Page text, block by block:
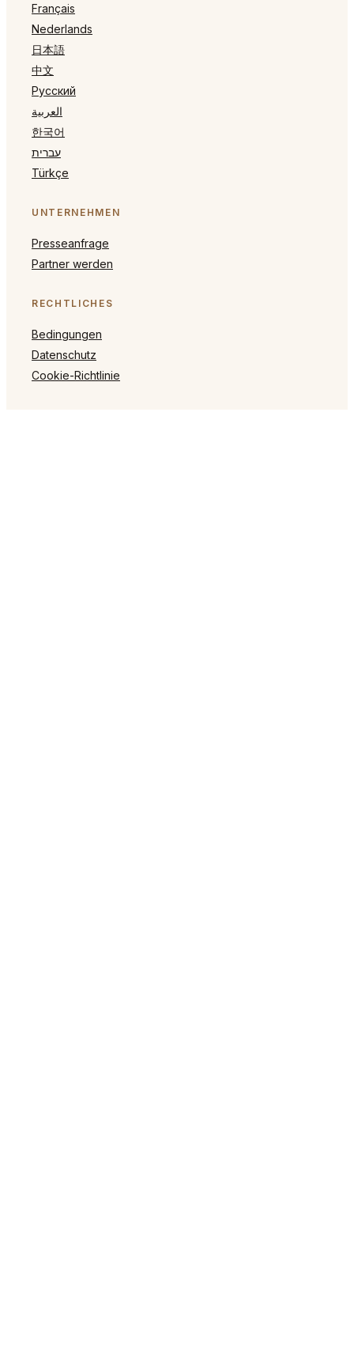
Français
Nederlands
日本語
中文
Русский
العربية
한국어
עברית
Türkçe
UNTERNEHMEN
Presseanfrage
Partner werden
RECHTLICHES
Bedingungen
Datenschutz
Cookie-Richtlinie